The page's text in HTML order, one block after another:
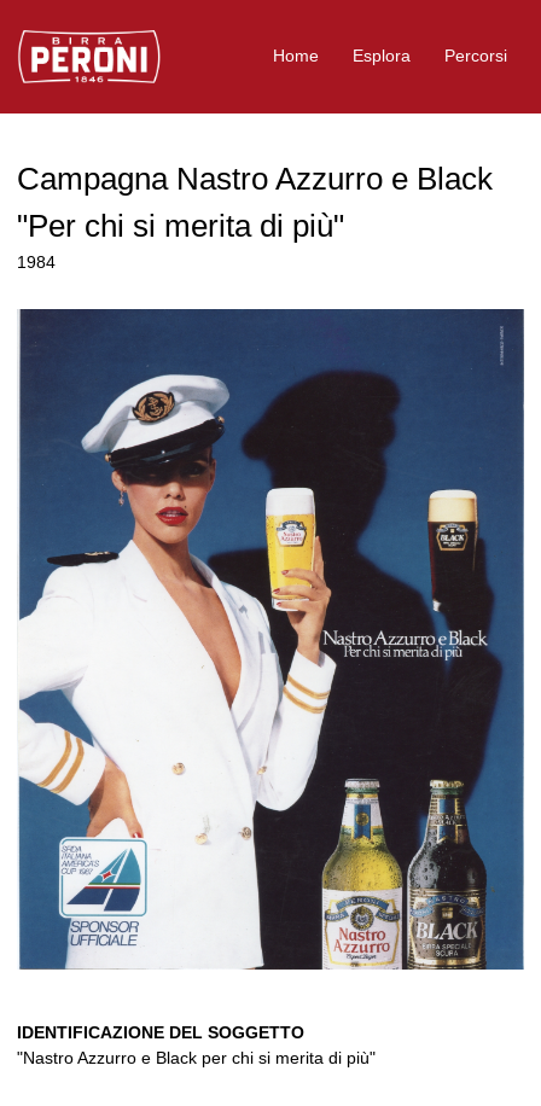
Logo Birra Peroni
Home Esplora Percorsi
Campagna Nastro Azzurro e Black
"Per chi si merita di più"
1984
IDENTIFICAZIONE DEL SOGGETTO
"Nastro Azzurro e Black per chi si merita di più"